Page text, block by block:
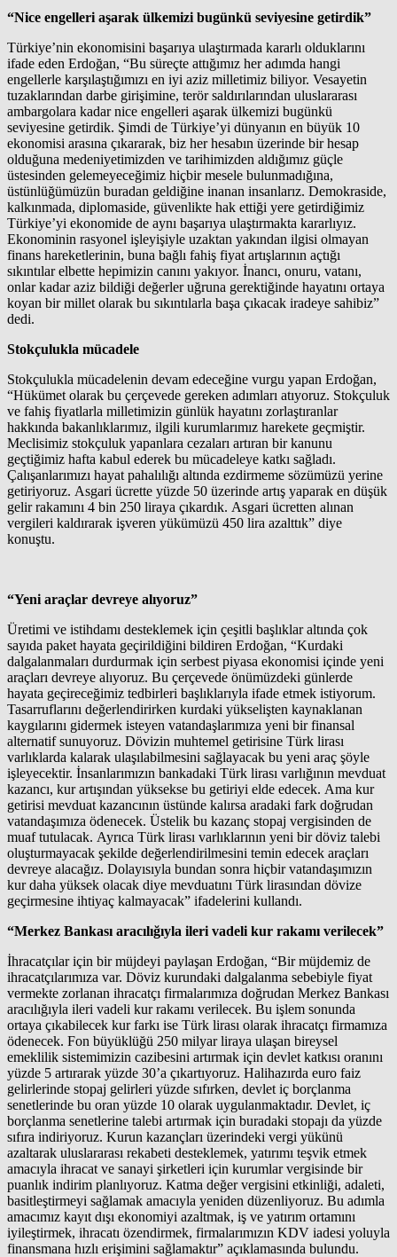
“Nice engelleri aşarak ülkemizi bugünkü seviyesine getirdik”
Türkiye’nin ekonomisini başarıya ulaştırmada kararlı olduklarını
ifade eden Erdoğan, “Bu süreçte attığımız her adımda hangi
engellerle karşılaştığımızı en iyi aziz milletimiz biliyor. Vesayetin
tuzaklarından darbe girişimine, terör saldırılarından uluslararası
ambargolara kadar nice engelleri aşarak ülkemizi bugünkü
seviyesine getirdik. Şimdi de Türkiye’yi dünyanın en büyük 10
ekonomisi arasına çıkararak, biz her hesabın üzerinde bir hesap
olduğuna medeniyetimizden ve tarihimizden aldığımız güçle
üstesinden gelemeyeceğimiz hiçbir mesele bulunmadığına,
üstünlüğümüzün buradan geldiğine inanan insanlarız. Demokraside,
kalkınmada, diplomaside, güvenlikte hak ettiği yere getirdiğimiz
Türkiye’yi ekonomide de aynı başarıya ulaştırmakta kararlıyız.
Ekonominin rasyonel işleyişiyle uzaktan yakından ilgisi olmayan
finans hareketlerinin, buna bağlı fahiş fiyat artışlarının açtığı
sıkıntılar elbette hepimizin canını yakıyor. İnancı, onuru, vatanı,
onlar kadar aziz bildiği değerler uğruna gerektiğinde hayatını ortaya
koyan bir millet olarak bu sıkıntılarla başa çıkacak iradeye sahibiz”
dedi.
Stokçulukla mücadele
Stokçulukla mücadelenin devam edeceğine vurgu yapan Erdoğan,
“Hükümet olarak bu çerçevede gereken adımları atıyoruz. Stokçuluk
ve fahiş fiyatlarla milletimizin günlük hayatını zorlaştıranlar
hakkında bakanlıklarımız, ilgili kurumlarımız harekete geçmiştir.
Meclisimiz stokçuluk yapanlara cezaları artıran bir kanunu
geçtiğimiz hafta kabul ederek bu mücadeleye katkı sağladı.
Çalışanlarımızı hayat pahalılığı altında ezdirmeme sözümüzü yerine
getiriyoruz. Asgari ücrette yüzde 50 üzerinde artış yaparak en düşük
gelir rakamını 4 bin 250 liraya çıkardık. Asgari ücretten alınan
vergileri kaldırarak işveren yükümüzü 450 lira azalttık” diye
konuştu.
“Yeni araçlar devreye alıyoruz”
Üretimi ve istihdamı desteklemek için çeşitli başlıklar altında çok
sayıda paket hayata geçirildiğini bildiren Erdoğan, “Kurdaki
dalgalanmaları durdurmak için serbest piyasa ekonomisi içinde yeni
araçları devreye alıyoruz. Bu çerçevede önümüzdeki günlerde
hayata geçireceğimiz tedbirleri başlıklarıyla ifade etmek istiyorum.
Tasarruflarını değerlendirirken kurdaki yükselişten kaynaklanan
kaygılarını gidermek isteyen vatandaşlarımıza yeni bir finansal
alternatif sunuyoruz. Dövizin muhtemel getirisine Türk lirası
varlıklarda kalarak ulaşılabilmesini sağlayacak bu yeni araç şöyle
işleyecektir. İnsanlarımızın bankadaki Türk lirası varlığının mevduat
kazancı, kur artışından yüksekse bu getiriyi elde edecek. Ama kur
getirisi mevduat kazancının üstünde kalırsa aradaki fark doğrudan
vatandaşımıza ödenecek. Üstelik bu kazanç stopaj vergisinden de
muaf tutulacak. Ayrıca Türk lirası varlıklarının yeni bir döviz talebi
oluşturmayacak şekilde değerlendirilmesini temin edecek araçları
devreye alacağız. Dolayısıyla bundan sonra hiçbir vatandaşımızın
kur daha yüksek olacak diye mevduatını Türk lirasından dövize
geçirmesine ihtiyaç kalmayacak” ifadelerini kullandı.
“Merkez Bankası aracılığıyla ileri vadeli kur rakamı verilecek”
İhracatçılar için bir müjdeyi paylaşan Erdoğan, “Bir müjdemiz de
ihracatçılarımıza var. Döviz kurundaki dalgalanma sebebiyle fiyat
vermekte zorlanan ihracatçı firmalarımıza doğrudan Merkez Bankası
aracılığıyla ileri vadeli kur rakamı verilecek. Bu işlem sonunda
ortaya çıkabilecek kur farkı ise Türk lirası olarak ihracatçı firmamıza
ödenecek. Fon büyüklüğü 250 milyar liraya ulaşan bireysel
emeklilik sistemimizin cazibesini artırmak için devlet katkısı oranını
yüzde 5 artırarak yüzde 30’a çıkartıyoruz. Halihazırda euro faiz
gelirlerinde stopaj gelirleri yüzde sıfırken, devlet iç borçlanma
senetlerinde bu oran yüzde 10 olarak uygulanmaktadır. Devlet, iç
borçlanma senetlerine talebi artırmak için buradaki stopajı da yüzde
sıfıra indiriyoruz. Kurun kazançları üzerindeki vergi yükünü
azaltarak uluslararası rekabeti desteklemek, yatırımı teşvik etmek
amacıyla ihracat ve sanayi şirketleri için kurumlar vergisinde bir
puanlık indirim planlıyoruz. Katma değer vergisini etkinliği, adaleti,
basitleştirmeyi sağlamak amacıyla yeniden düzenliyoruz. Bu adımla
amacımız kayıt dışı ekonomiyi azaltmak, iş ve yatırım ortamını
iyileştirmek, ihracatı özendirmek, firmalarımızın KDV iadesi yoluyla
finansmana hızlı erişimini sağlamaktır” açıklamasında bulundu.